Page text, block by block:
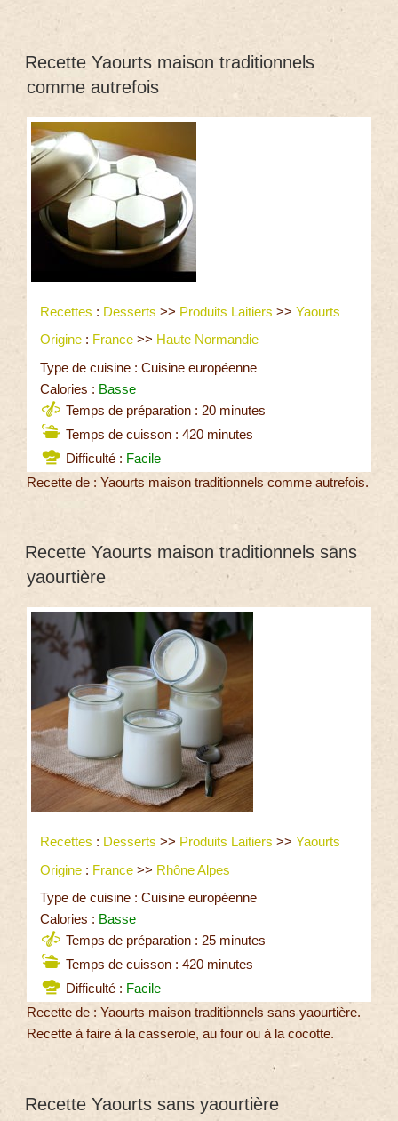
Recette Yaourts maison traditionnels
comme autrefois
Recettes : Desserts >> Produits Laitiers >> Yaourts
Origine : France >> Haute Normandie
Type de cuisine : Cuisine européenne
Calories : Basse
Temps de préparation : 20 minutes
Temps de cuisson : 420 minutes
Difficulté : Facile
Recette de : Yaourts maison traditionnels comme autrefois.
Recette Yaourts maison traditionnels sans
yaourtière
Recettes : Desserts >> Produits Laitiers >> Yaourts
Origine : France >> Rhône Alpes
Type de cuisine : Cuisine européenne
Calories : Basse
Temps de préparation : 25 minutes
Temps de cuisson : 420 minutes
Difficulté : Facile
Recette de : Yaourts maison traditionnels sans yaourtière.
Recette à faire à la casserole, au four ou à la cocotte.
Recette Yaourts sans yaourtière